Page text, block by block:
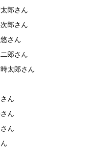
郎さん
郎さん
悠さん
郎さん
時太郎さん
さん
さん
さん